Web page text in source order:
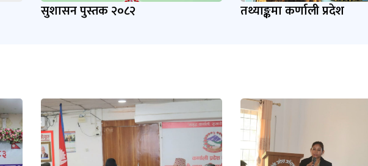
सुशासन पुस्तक २०८२ तथ्याङ्कमा कर्णाली प्रदेश